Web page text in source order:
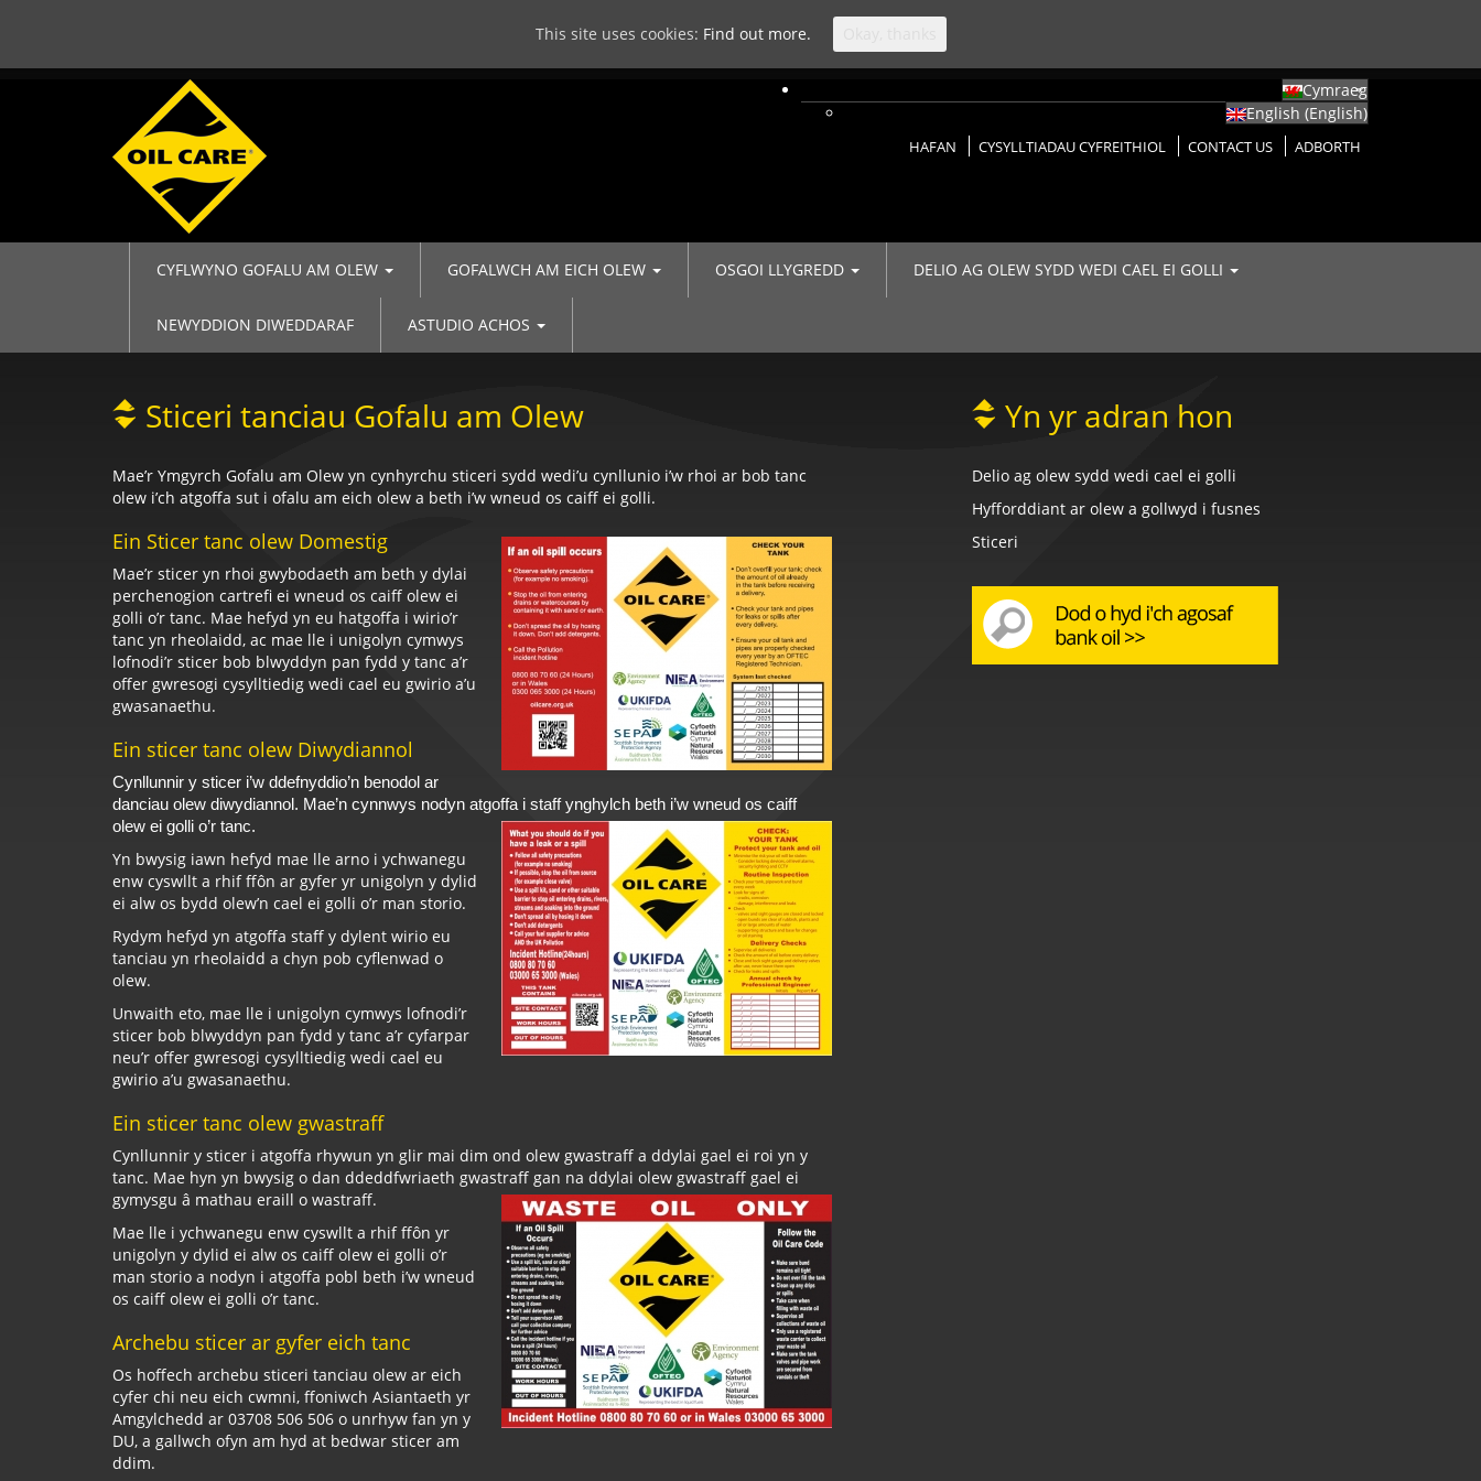
Cymraeg
English (English)
HAFAN CYSYLLTIADAU CYFREITHIOL CONTACT US ADBORTH
CYFLWYNO GOFALU AM OLEW GOFALWCH AM EICH OLEW OSGOI LLYGREDD DELIO AG OLEW SYDD WEDI CAEL EI GOLLI
NEWYDDION DIWEDDARAF ASTUDIO ACHOS
Sticeri tanciau Gofalu am Olew
Mae’r Ymgyrch Gofalu am Olew yn cynhyrchu sticeri sydd wedi’u cynllunio i’w rhoi ar bob tanc
olew i’ch atgoffa sut i ofalu am eich olew a beth i’w wneud os caiff ei golli.
Ein Sticer tanc olew Domestig
Mae’r sticer yn rhoi gwybodaeth am beth y dylai
perchenogion cartrefi ei wneud os caiff olew ei
golli o’r tanc. Mae hefyd yn eu hatgoffa i wirio’r
tanc yn rheolaidd, ac mae lle i unigolyn cymwys
lofnodi’r sticer bob blwyddyn pan fydd y tanc a’r
offer gwresogi cysylltiedig wedi cael eu gwirio a’u
gwasanaethu.
Ein sticer tanc olew Diwydiannol
Cynllunnir y sticer i’w ddefnyddio’n benodol ar
danciau olew diwydiannol. Mae’n cynnwys nodyn atgoffa i staff ynghylch beth i’w wneud os caiff
olew ei golli o’r tanc.
Yn bwysig iawn hefyd mae lle arno i ychwanegu
enw cyswllt a rhif ffôn ar gyfer yr unigolyn y dylid
ei alw os bydd olew’n cael ei golli o’r man storio.
Rydym hefyd yn atgoffa staff y dylent wirio eu
tanciau yn rheolaidd a chyn pob cyflenwad o
olew.
Unwaith eto, mae lle i unigolyn cymwys lofnodi’r
sticer bob blwyddyn pan fydd y tanc a’r cyfarpar
neu’r offer gwresogi cysylltiedig wedi cael eu
gwirio a’u gwasanaethu.
Ein sticer tanc olew gwastraff
Cynllunnir y sticer i atgoffa rhywun yn glir mai dim ond olew gwastraff a ddylai gael ei roi yn y
tanc. Mae hyn yn bwysig o dan ddeddfwriaeth gwastraff gan na ddylai olew gwastraff gael ei
gymysgu â mathau eraill o wastraff.
Mae lle i ychwanegu enw cyswllt a rhif ffôn yr
unigolyn y dylid ei alw os caiff olew ei golli o’r
man storio a nodyn i atgoffa pobl beth i’w wneud
os caiff olew ei golli o’r tanc.
Archebu sticer ar gyfer eich tanc
Os hoffech archebu sticeri tanciau olew ar eich
cyfer chi neu eich cwmni, ffoniwch Asiantaeth yr
Amgylchedd ar 03708 506 506 o unrhyw fan yn y
DU, a gallwch ofyn am hyd at bedwar sticer am
ddim.
Yn yr adran hon
Delio ag olew sydd wedi cael ei golli
Hyfforddiant ar olew a gollwyd i fusnes
Sticeri
This site uses cookies: Find out more.